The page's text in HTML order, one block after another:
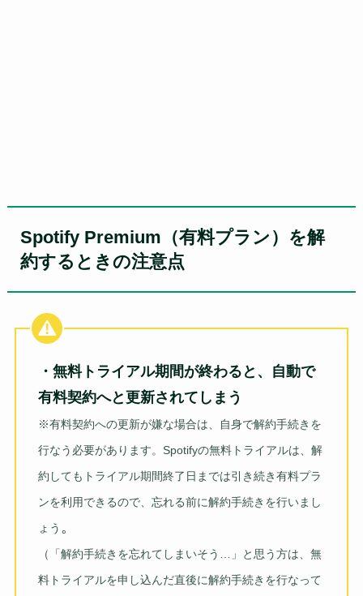
Spotify Premium（有料プラン）を解
約するときの注意点
・無料トライアル期間が終わると、自動で
有料契約へと更新されてしまう
※有料契約への更新が嫌な場合は、自身で解約手続きを
行なう必要があります。Spotifyの無料トライアルは、解
約してもトライアル期間終了日までは引き続き有料プラ
ンを利用できるので、忘れる前に解約手続きを行いまし
ょう 。
（「解約手続きを忘れてしまいそう…」と思う方は、無
料トライアルを申し込んだ直後に解約手続きを行なって